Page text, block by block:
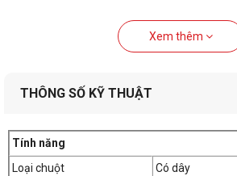
Xem thêm
THÔNG SỐ KỸ THUẬT
Tính năng
Loại chuột
Có dây